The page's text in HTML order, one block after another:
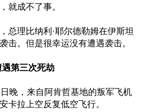
就成不了事。
总理比纳利·耶尔德勒姆在伊斯坦
击。但是很幸运没有遭遇袭击。
第三次死劫
晚，来自阿肯哲基地的叛军飞机
安卡拉上空反复低空飞行。